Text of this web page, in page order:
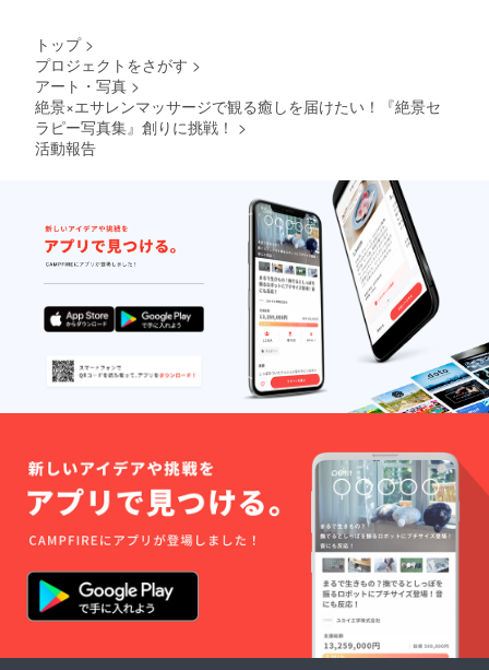
くださ
（当店
の車で
阪市鶴
見区ま
でお越
しくだ
さいま
せ。）
※無人島
撮影を
行う場
合に同
行する
際は、
無人島
に渡る
ター費
と無人
島滞在
費が別
途かか
りま
す。
（無人
島での
行は未
定で
す。）
いま
せ。）
容】 ・
イベン
ト開催
・福井
真由か
らのお
礼メッ
セージ
（電
話・ビ
デオ通
話・オ
リジナ
ルお礼
からお
選びく
ださ
い。）
・「写
真集制
作協力
（絆イ
ベント
開催
枠）」
※イベン
の撮影
同行し
ていた
だける
形とな
りま
す。
（ロケ
日につ
きまし
ては、
ご相談
にのら
せてい
ただき
※ロケ
地・ロ
ケの箇
所は資
金の調
達と予
算に
よって
増減し
ます。
予定日
「迷惑
ご確認
くださ
い。）
たセッ
受けい
ただく
ことも
可能で
す。 ※
お車で
来られ
る方：
駐車料
無料 ※
電車で
来られ
る方：
（近
「富雄
駅」か
らタク
シーを
手配さ
せてい
ただき
ます。
（富雄
駅まで
賃等は
まの前
望され
る場
合、
「追
加」と
いう形
で特別
に、お
一人様
１２０
０円＋
コース
に応じ
料金の
みでお
受けい
ただく
ことも
可能で
す。 ※
お車で
来られ
無料 ※
セージ
ル送で
らせて
いたた
だきま
す！
▶「写
真集制
作協力
（セラ
ピスト
育成
枠） 」
という
を写真
集の最
後に掲
載させ
ていた
だきま
す。
（掲載
名にご
合、リ
場所で
す。 ※
１名様
のエサ
レン
マッ
サージ
（１０
０分）
がリ
ターン
に含ま
れま
す。 ※
らの交
通費は
こちら
で負担
させて
いただ
きま
す。
（ご自
宿泊費
トップ >
プロジェクトをさがす >
アート・写真 >
絶景×エサレンマッサージで観る癒しを届けたい！『絶景セ
ラピー写真集』創りに挑戦！ >
活動報告